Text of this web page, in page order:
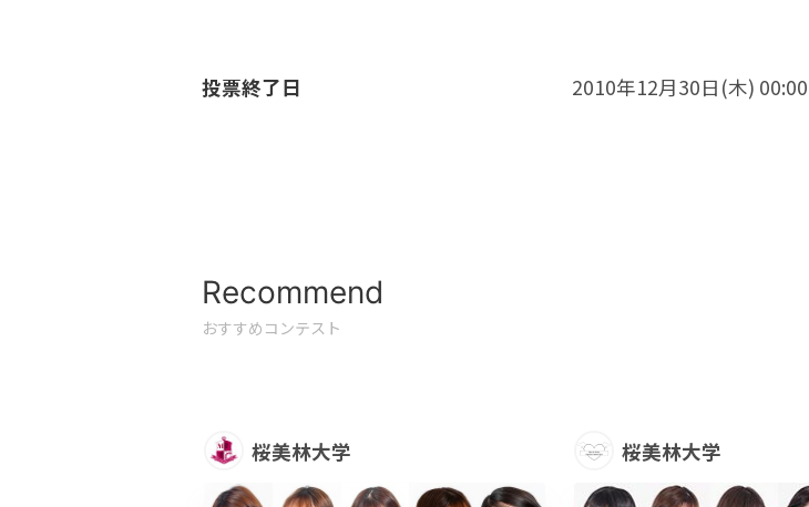
投票終了日 2010年12月30日(木) 00:00
Recommend
おすすめコンテスト
桜美林大学 桜美林大学